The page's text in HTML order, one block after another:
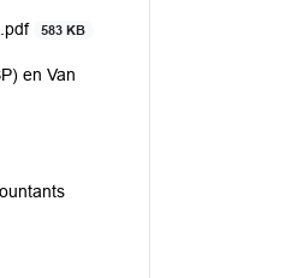
583 KB
en Van